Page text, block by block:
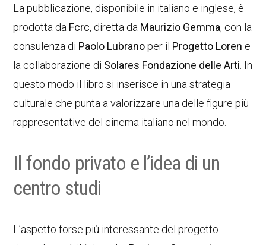
La pubblicazione, disponibile in italiano e inglese, è
prodotta da Fcrc, diretta da Maurizio Gemma, con la
consulenza di Paolo Lubranoper il Progetto Loren e
la collaborazione di Solares Fondazione delle Arti . In
questo modo il libro si inserisce in una strategia
culturale che punta a valorizzare una delle figure più
rappresentative del cinema italiano nel mondo.
Il fondo privato e l’idea di un
centro studi
L’aspetto forse più interessante del progetto